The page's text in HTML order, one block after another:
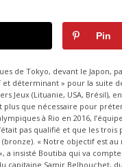
Pin
de Tokyo, devant le Japon,
déterminant » pour la suite
Jeux (Lituanie, USA, Brésil),
que nécessaire pour
à Rio en 2016,
pas qualifié et que les
« Notre objectif est au
a insisté Boutiba qui va
capitaine Samir Belhouchet,